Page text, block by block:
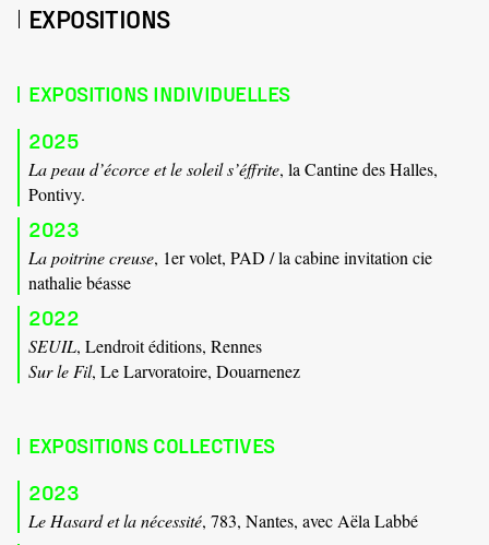
EXPOSITIONS
EXPOSITIONS INDIVIDUELLES
2025
La peau d’écorce et le soleil s’éffrite, la Cantine des Halles,
Pontivy.
2023
La poitrine creuse, 1er volet, PAD / la cabine invitation cie
nathalie béasse
2022
SEUIL, Lendroit éditions, Rennes
Sur le Fil, Le Larvoratoire, Douarnenez
EXPOSITIONS COLLECTIVES
2023
Le Hasard et la nécessité, 783, Nantes, avec Aëla Labbé